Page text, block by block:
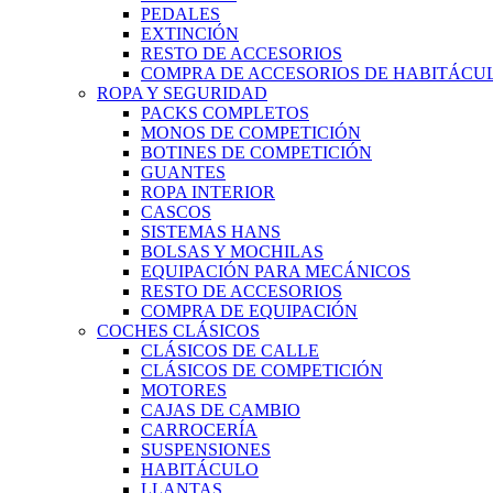
PEDALES
EXTINCIÓN
RESTO DE ACCESORIOS
COMPRA DE ACCESORIOS DE
ROPA Y SEGURIDAD
PACKS COMPLETOS
MONOS DE COMPETICIÓN
BOTINES DE COMPETICIÓN
GUANTES
ROPA INTERIOR
CASCOS
SISTEMAS HANS
BOLSAS Y MOCHILAS
EQUIPACIÓN PARA MECÁNICOS
RESTO DE ACCESORIOS
COMPRA DE EQUIPACIÓN
COCHES CLÁSICOS
CLÁSICOS DE CALLE
CLÁSICOS DE COMPETICIÓN
MOTORES
CAJAS DE CAMBIO
CARROCERÍA
SUSPENSIONES
HABITÁCULO
LLANTAS